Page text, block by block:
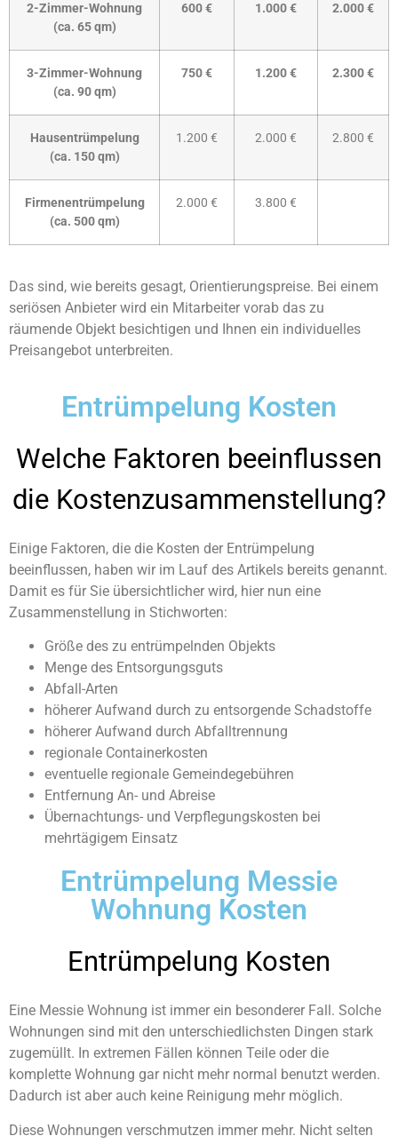
2-Zimmer-Wohnung
(ca. 65 qm)
600 € 1.000 € 2.000 €
3-Zimmer-Wohnung
(ca. 90 qm)
750 € 1.200 € 2.300 €
Hausentrümpelung
(ca. 150 qm)
1.200 € 2.000 € 2.800 €
Firmenentrümpelung
(ca. 500 qm)
2.000 € 3.800 €
Das sind, wie bereits gesagt, Orientierungspreise. Bei einem
seriösen Anbieter wird ein Mitarbeiter vorab das zu
räumende Objekt besichtigen und Ihnen ein individuelles
Preisangebot unterbreiten.
Entrümpelung Kosten
Welche Faktoren beeinflussen
die Kostenzusammenstellung?
Einige Faktoren, die die Kosten der Entrümpelung
beeinflussen, haben wir im Lauf des Artikels bereits genannt.
Damit es für Sie übersichtlicher wird, hier nun eine
Zusammenstellung in Stichworten:
Größe des zu entrümpelnden Objekts
Menge des Entsorgungsguts
Abfall-Arten
höherer Aufwand durch zu entsorgende Schadstoffe
höherer Aufwand durch Abfalltrennung
regionale Containerkosten
eventuelle regionale Gemeindegebühren
Entfernung An- und Abreise
Übernachtungs- und Verpflegungskosten bei
mehrtägigem Einsatz
Entrümpelung Messie
Wohnung Kosten
Entrümpelung Kosten
Eine Messie Wohnung ist immer ein besonderer Fall. Solche
Wohnungen sind mit den unterschiedlichsten Dingen stark
zugemüllt. In extremen Fällen können Teile oder die
komplette Wohnung gar nicht mehr normal benutzt werden.
Dadurch ist aber auch keine Reinigung mehr möglich.
Diese Wohnungen verschmutzen immer mehr. Nicht selten